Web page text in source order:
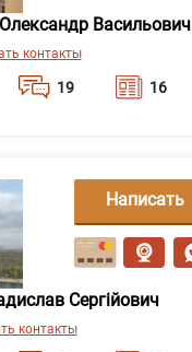
Васильович
контакты
19 16
Сергійович
контакты
Написать
сообщение